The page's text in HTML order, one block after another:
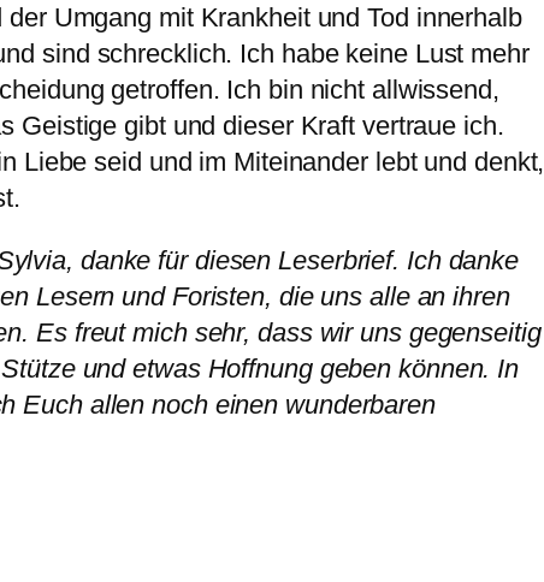
Umgang mit Krankheit und Tod innerhalb
sind schrecklich. Ich habe keine Lust mehr
getroffen. Ich bin nicht allwissend,
Geistige gibt und dieser Kraft vertraue ich.
Liebe seid und im Miteinander lebt und denkt,
danke für diesen Leserbrief. Ich danke
Lesern und Foristen, die uns alle an ihren
Es freut mich sehr, dass wir uns gegenseitig
und etwas Hoffnung geben können. In
Euch allen noch einen wunderbaren